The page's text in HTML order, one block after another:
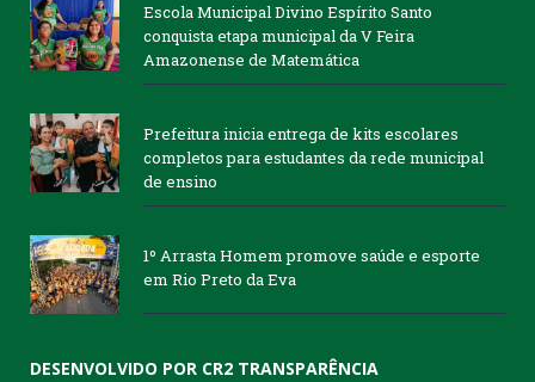
Escola Municipal Divino Espírito Santo
conquista etapa municipal da V Feira
Amazonense de Matemática
Prefeitura inicia entrega de kits escolares
completos para estudantes da rede municipal
de ensino
1º Arrasta Homem promove saúde e esporte
em Rio Preto da Eva
DESENVOLVIDO POR CR2 TRANSPARÊNCIA